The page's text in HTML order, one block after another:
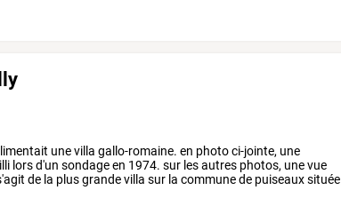
unevilla gallo-romaine. en photoci-jointe, une
lorsd'un sondageen 1974. sur lesautres photos, unevue
de la plusgrandevilla sur la communede puiseauxsituée